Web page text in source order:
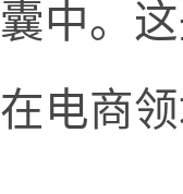
囊中。
在电商